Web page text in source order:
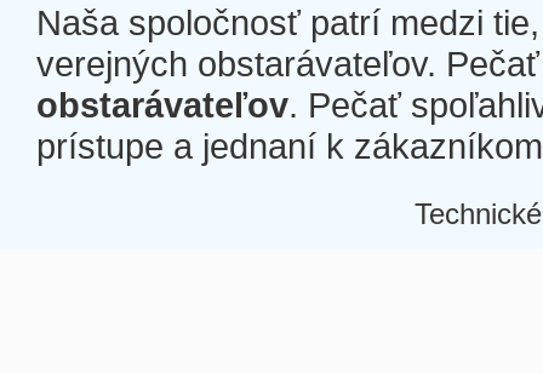
Naša spoločnosť patrí medzi
verejných obstarávateľov.
obstarávateľov. Pečať
prístupe a jednaní k